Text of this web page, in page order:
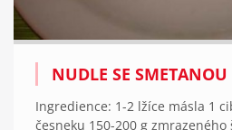
NUDLE SE
Ingredience: 1-2 lžíce másla 1
česneku 150-200 g